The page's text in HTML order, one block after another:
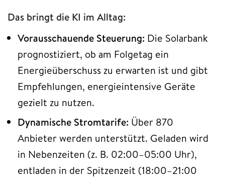
Das bringt die KI im Alltag:
Vorausschauende Steuerung: Die Solarbank
prognostiziert, ob am Folgetag ein
Energieüberschuss zu erwarten ist und gibt
Empfehlungen, energieintensive Geräte
gezielt zu nutzen.
Dynamische Stromtarife: Über 870
Anbieter werden unterstützt. Geladen wird
in Nebenzeiten (z. B. 02:00–05:00 Uhr),
entladen in der Spitzenzeit (18:00–21:00